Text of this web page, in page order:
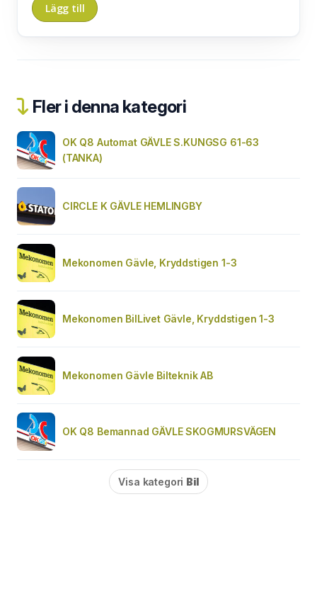
Fler i denna kategori
OK Q8 Automat GÄVLE S.KUNGSG 61-63
(TANKA)
CIRCLE K GÄVLE HEMLINGBY
Mekonomen Gävle, Kryddstigen 1-3
Mekonomen BilLivet Gävle, Kryddstigen 1-3
Mekonomen Gävle Bilteknik AB
OK Q8 Bemannad GÄVLE SKOGMURSVÄGEN
Visa kategori Bil